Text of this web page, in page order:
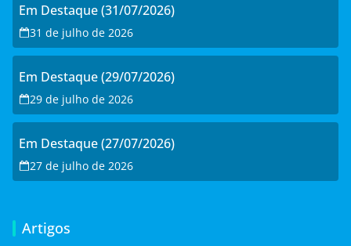
Em Destaque (31/07/2026)
31 de julho de 2026
Em Destaque (29/07/2026)
29 de julho de 2026
Em Destaque (27/07/2026)
27 de julho de 2026
Artigos